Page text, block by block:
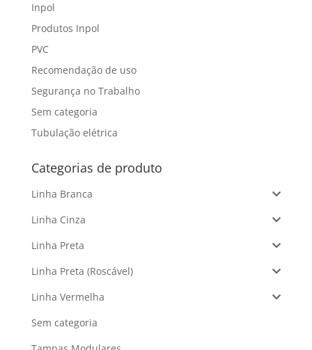
Inpol
Produtos Inpol
PVC
Recomendação de uso
Segurança no Trabalho
Sem categoria
Tubulação elétrica
Categorias de produto
Linha Branca
Linha Cinza
Linha Preta
Linha Preta (Roscável)
Linha Vermelha
Sem categoria